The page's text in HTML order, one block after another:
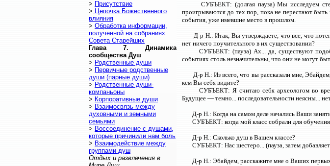
СУБЪЕКТ: (долгая пауза) Мы исследуем
проигрываются до тех пор, пока не перестают
события, уже имевшие место в прошлом.
Д-р Н.: Итак, Вы утверждаете, что все, что
нет ничего поучительного в их существовании?
СУБЪЕКТ: (пауза) Ах... да, существуют
событиях столь незначительны, что они не могут
Д-р Н.: Из всего, что вы рассказали мне,
кем Вы себя видите?
СУБЪЕКТ: Я считаю себя археологом во
Будущее — темно... последовательности неясны...
Д-р Н.: Когда на самом деле начались Ваши
СУБЪЕКТ: когда мой класс собрали для
Д-р Н.: Сколько душ в Вашем классе?
СУБЪЕКТ: Нас шестеро... (пауза, затем
Д-р Н.: Эбайдем, расскажите мне о Ваших
> Присутствие
> Цепочка Божественного
влияния
> Обработка информации,
полученной на собраниях
Совета Старейших
Глава 7. Динамика
сообщества Душ
> Родственные души
> Первичные родственные
души (парные души)
> Родственные души-
компаньоны
> Корпоративные души
> Взаимосвязь между
духовными и земными
семьями
> Воссоединение с душами,
которые причинили нам боль
> Взаимодействие между
группами душ
Отдых и развлечения в